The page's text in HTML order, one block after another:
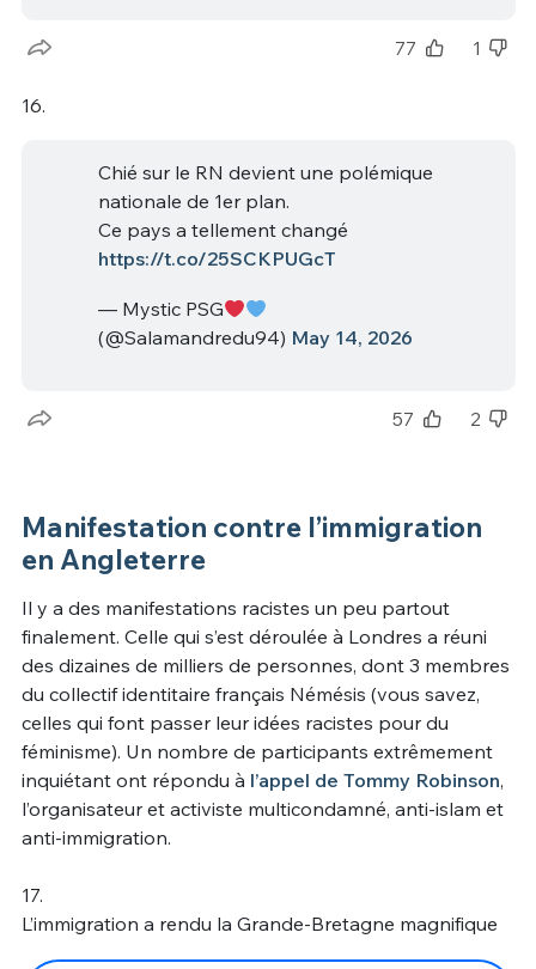
77 1
16.
Chié sur le RN devient une polémique
nationale de 1er plan.
Ce pays a tellement changé
https://t.co/25SCKPUGcT
— Mystic PSG
(@Salamandredu94) May 14, 2026
57 2
Manifestation contre l’immigration
en Angleterre
Il y a des manifestations racistes un peu partout
finalement. Celle qui s’est déroulée à Londres a réuni
des dizaines de milliers de personnes, dont 3 membres
du collectif identitaire français Némésis (vous savez,
celles qui font passer leur idées racistes pour du
féminisme). Un nombre de participants extrêmement
inquiétant ont répondu à l’appel de Tommy Robinson,
l’organisateur et activiste multicondamné, anti-islam et
anti-immigration.
17.
L’immigration a rendu la Grande-Bretagne magnifique